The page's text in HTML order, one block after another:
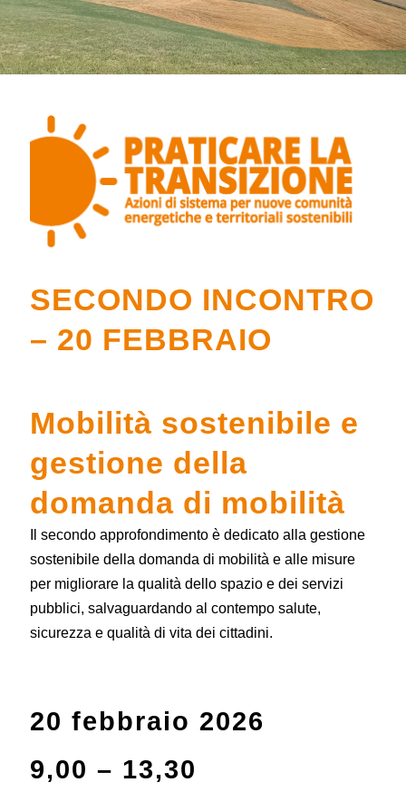
SECONDO INCONTRO
– 20 FEBBRAIO
Mobilità sostenibile e
gestione della
domanda di mobilità
Il secondo approfondimento è dedicato alla gestione
sostenibile della domanda di mobilità e alle misure
per migliorare la qualità dello spazio e dei servizi
pubblici, salvaguardando al contempo salute,
sicurezza e qualità di vita dei cittadini.
20 febbraio 2026
9,00 – 13,30